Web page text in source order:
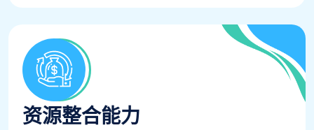
资源整合能力